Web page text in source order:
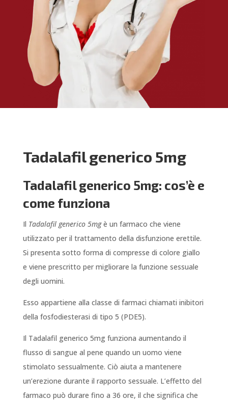
Tadalafil generico 5mg
Tadalafil generico 5mg: cos’è e
come funziona
Il Tadalafil generico 5mgè un farmaco che viene
utilizzato per il trattamento della disfunzione erettile.
Si presenta sotto forma di compresse di colore giallo
e viene prescritto per migliorare la funzione sessuale
degli uomini.
Esso appartiene alla classe di farmaci chiamati inibitori
della fosfodiesterasi di tipo 5 (PDE5).
Il Tadalafil generico 5mg funziona aumentando il
flusso di sangue al pene quando un uomo viene
stimolato sessualmente. Ciò aiuta a mantenere
un’erezione durante il rapporto sessuale. L’effetto del
farmaco può durare fino a 36 ore, il che significa che